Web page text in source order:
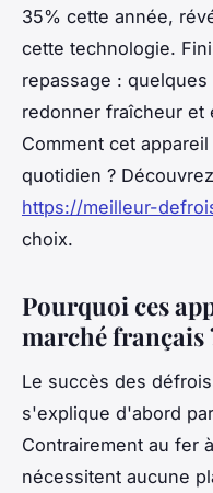
35% cette année,
cette technologie.
repassage :
redonner fraîcheur et
Comment cet
quotidien ?
https://meilleur-
choix.
Pourquoi ces
marché français
Le succès des
s'explique d'abord
Contrairement au fer
nécessitent aucune